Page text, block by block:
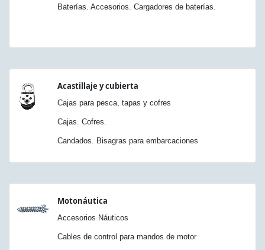
Baterías. Accesorios. Cargadores de baterías.
Acastillaje y cubierta
Cajas para pesca, tapas y cofres
Cajas. Cofres.
Candados. Bisagras para embarcaciones
Motonáutica
Accesorios Náuticos
Cables de control para mandos de motor